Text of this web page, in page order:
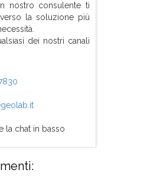
nostro consulente ti
la soluzione più
dei nostri canali
la chat in basso